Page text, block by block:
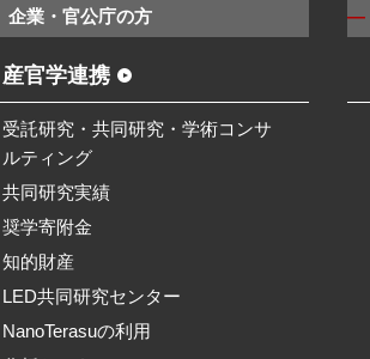
企業・官公庁の方
産官学連携
受託研究・共同研究・学術コンサ
ルティング
共同研究実績
奨学寄附金
知的財産
LED共同研究センター
NanoTerasuの利用